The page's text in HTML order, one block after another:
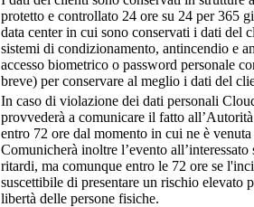
protetto e controllato 24 ore su 24 per 365
data center in cui sono conservati i dati del
sistemi di condizionamento, antincendio e
accesso biometrico o password personale
breve) per conservare al meglio i dati del
In caso di violazione dei dati personali
provvederà a comunicare il fatto
entro 72 ore dal momento in cui ne è venuta
Comunicherà inoltre l’evento all’interessato
ritardi, ma comunque entro le 72 ore se
suscettibile di presentare un rischio elevato
libertà delle persone fisiche.